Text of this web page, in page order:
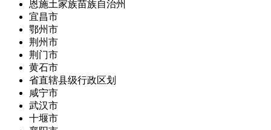
恩施土家族苗族自治州
宜昌市
鄂州市
荆州市
荆门市
黄石市
省直辖县级行政区划
咸宁市
武汉市
十堰市